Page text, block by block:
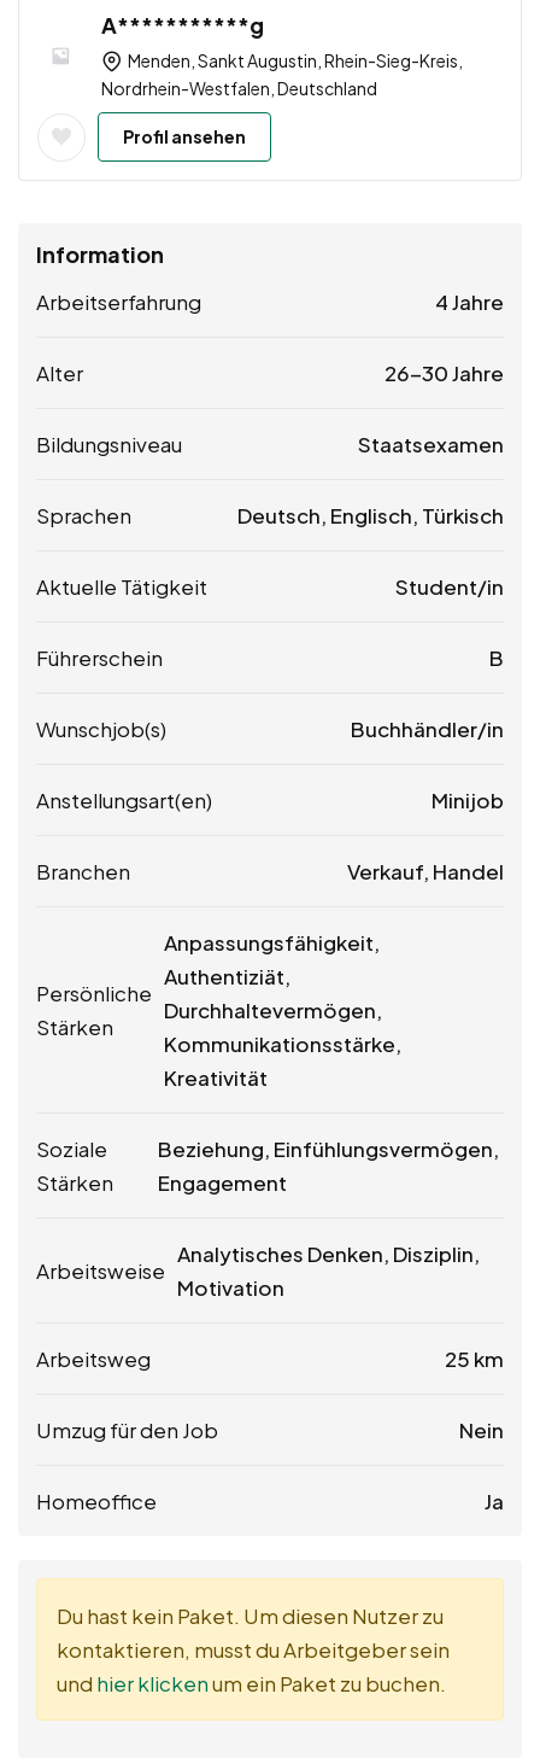
A***********g
Menden, Sankt Augustin, Rhein-Sieg-Kreis,
Nordrhein-Westfalen, Deutschland
Profil ansehen
Information
Arbeitserfahrung 4 Jahre
Alter 26-30 Jahre
Bildungsniveau Staatsexamen
Sprachen Deutsch, Englisch, Türkisch
Aktuelle Tätigkeit Student/in
Führerschein B
Wunschjob(s) Buchhändler/in
Anstellungsart(en) Minijob
Branchen Verkauf, Handel
Persönliche
Stärken
Anpassungsfähigkeit,
Authentiziät,
Durchhaltevermögen,
Kommunikationsstärke,
Kreativität
Soziale
Stärken
Beziehung, Einfühlungsvermögen,
Engagement
Arbeitsweise
Analytisches Denken, Disziplin,
Motivation
Arbeitsweg 25 km
Umzug für den Job Nein
Homeoffice Ja
Du hast kein Paket. Um diesen Nutzer zu
kontaktieren, musst du Arbeitgeber sein
und hier klickenum ein Paket zu buchen.